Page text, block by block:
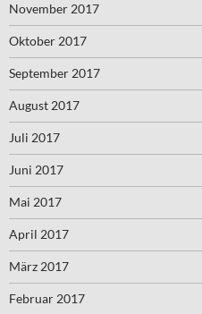
November 2017
Oktober 2017
September 2017
August 2017
Juli 2017
Juni 2017
Mai 2017
April 2017
März 2017
Februar 2017